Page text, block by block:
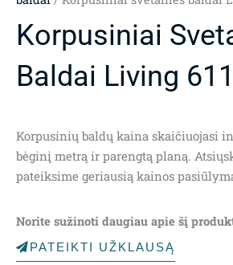
Korpusiniai
Baldai Living 611
Korpusinių baldų kaina skaičiuojasi
bėginį metrą ir parengtą planą.
pateiksime geriausią kainos
Norite sužinoti daugiau apie šį
PATEIKTI UŽKLAUSĄ